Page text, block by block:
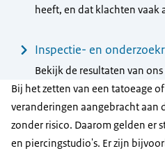
heeft, en dat klachten vaak
Inspectie- en
Bekijk de resultaten van
Bij het zetten van een tatoeage
veranderingen aangebracht aan
zonder risico. Daarom gelden er
en piercingstudio's. Er zijn